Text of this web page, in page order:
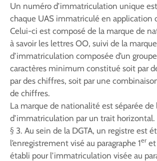
Un numéro d’immatriculation unique
chaque UAS immatriculé en application
Celui-ci est composé de la marque de
à savoir les lettres OO, suivi de la marque
d’immatriculation composée d’un
caractères minimum constitué soit par
par des chiffres, soit par une
de chiffres.
La marque de nationalité est séparée de
d’immatriculation par un trait horizontal.
§ 3. Au sein de la DGTA, un registre est
l’enregistrement visé au paragraphe 1er et
établi pour l’immatriculation visée au